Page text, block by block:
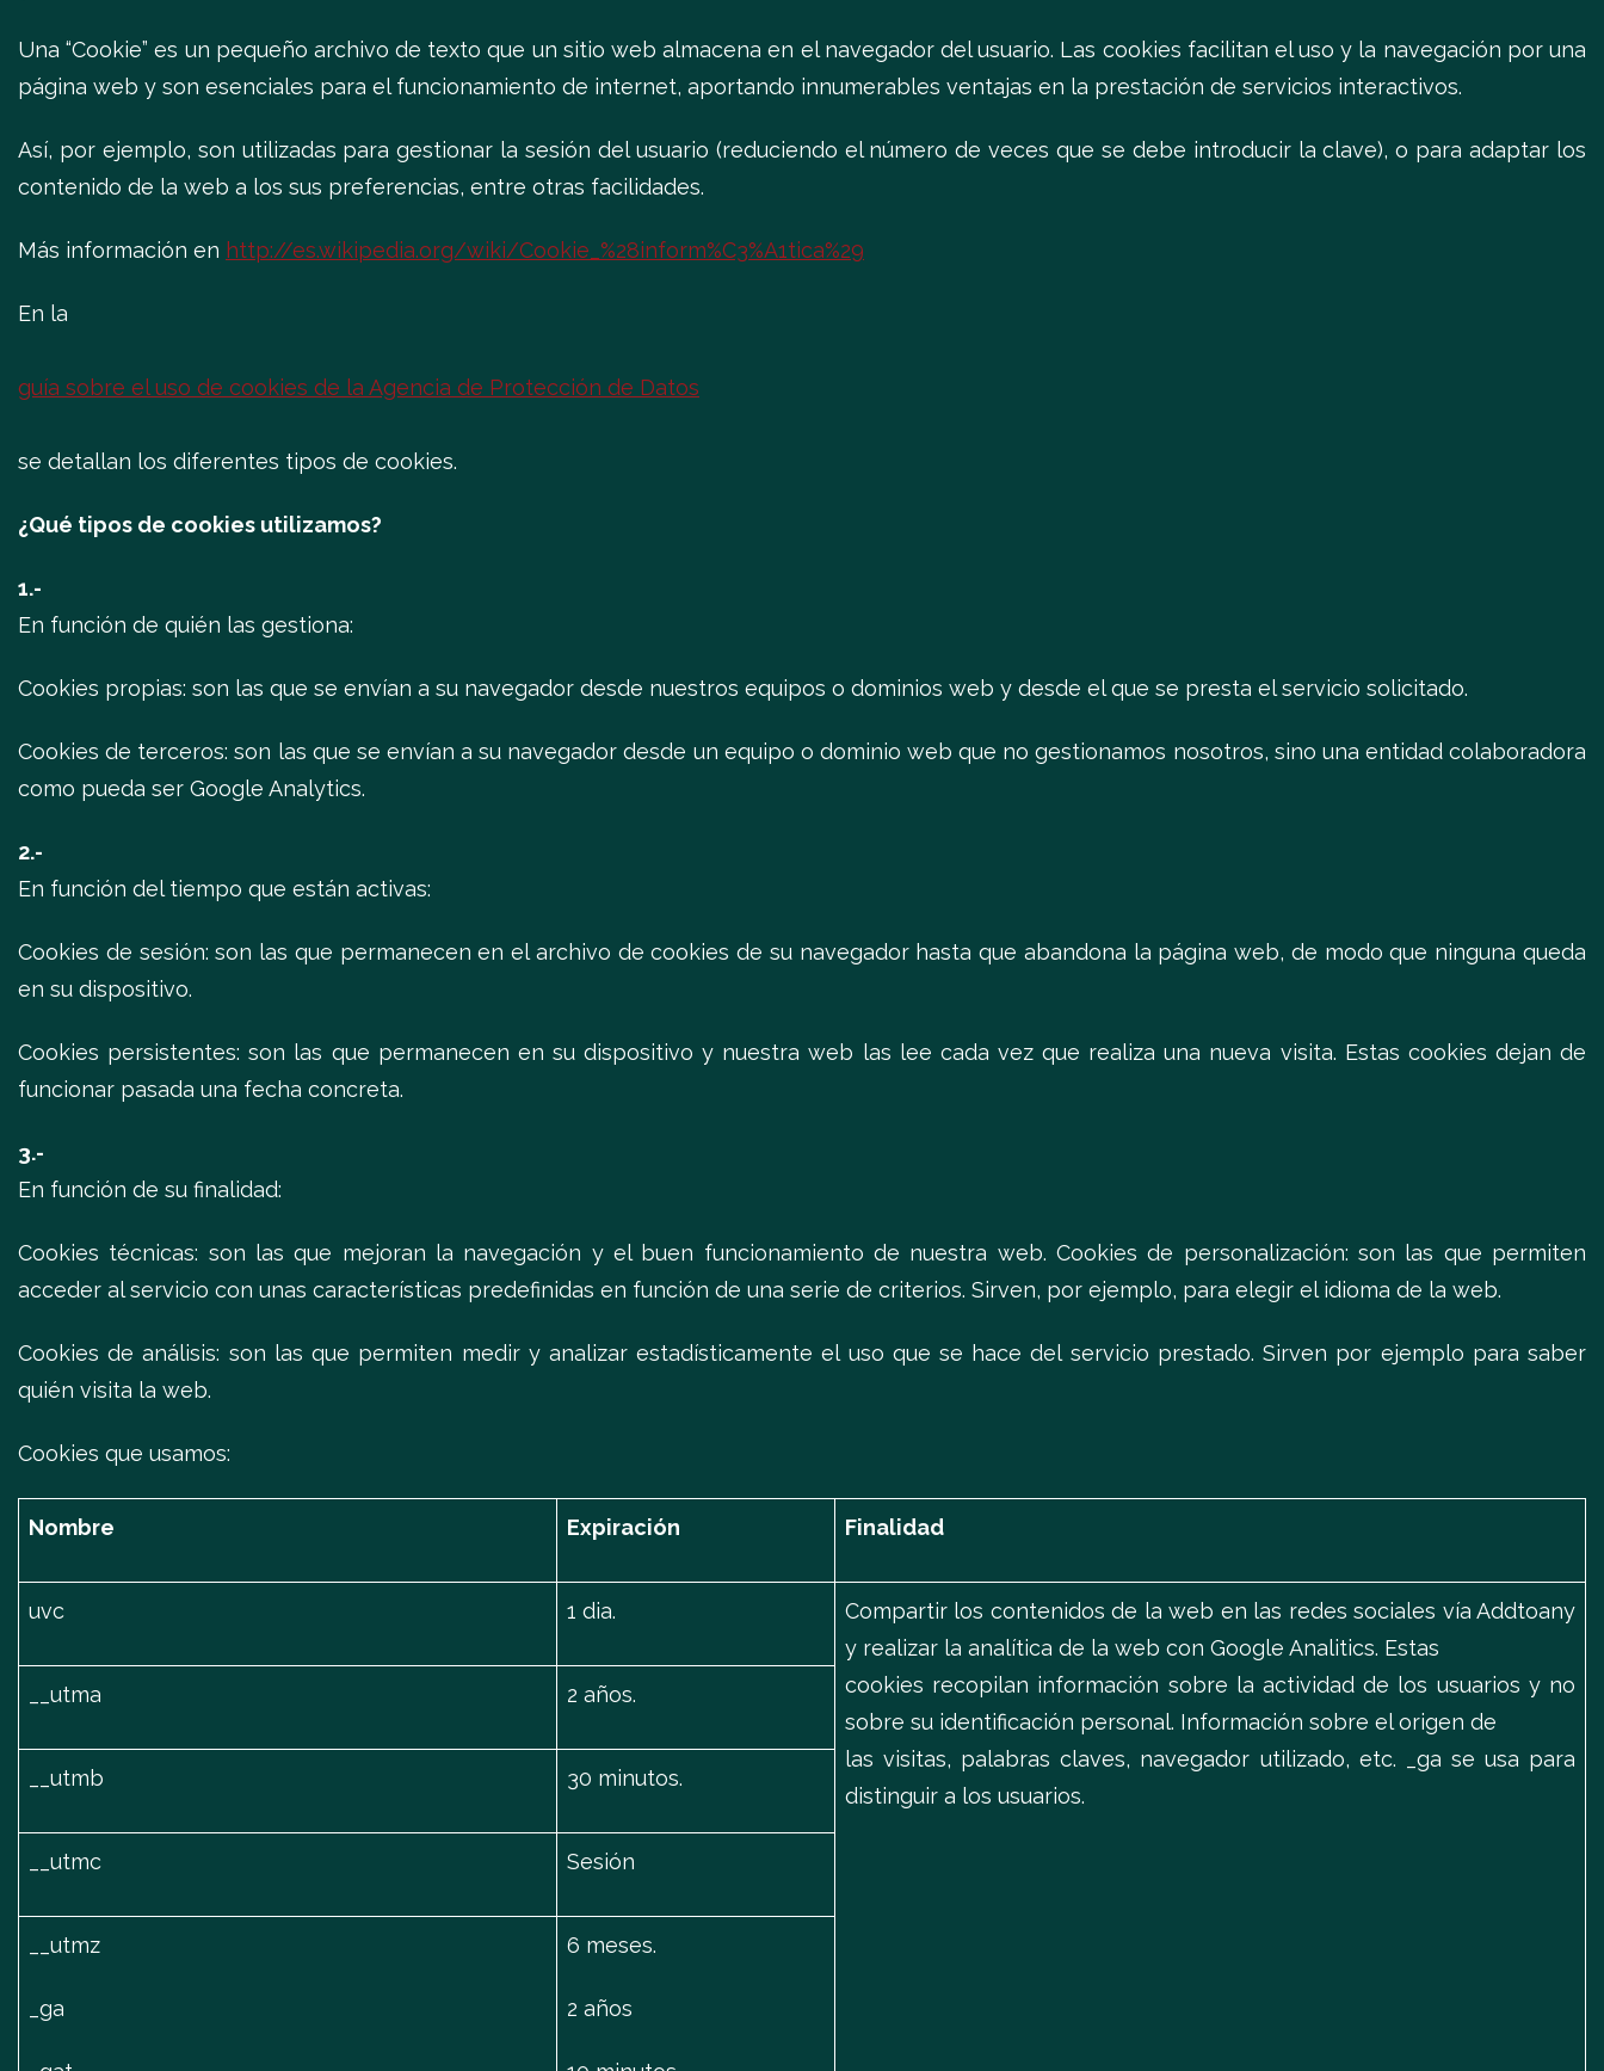
Una “Cookie” es un pequeño archivo de texto que un sitio web almacena en el navegador del usuario. Las cookies facilitan el uso y la navegación por una
página web y son esenciales para el funcionamiento de internet, aportando innumerables ventajas en la prestación de servicios interactivos.
Así, por ejemplo, son utilizadas para gestionar la sesión del usuario (reduciendo el número de veces que se debe introducir la clave), o para adaptar los
contenido de la web a los sus preferencias, entre otras facilidades.
Más información en http://es.wikipedia.org/wiki/Cookie_%28inform%C3%A1tica%29
En la
guía sobre el uso de cookies de la Agencia de Protección de Datos
se detallan los diferentes tipos de cookies.
¿Qué tipos de cookies utilizamos?
1.-
En función de quién las gestiona:
Cookies propias: son las que se envían a su navegador desde nuestros equipos o dominios web y desde el que se presta el servicio solicitado.
Cookies de terceros: son las que se envían a su navegador desde un equipo o dominio web que no gestionamos nosotros, sino una entidad colaboradora
como pueda ser Google Analytics.
2.-
En función del tiempo que están activas:
Cookies de sesión: son las que permanecen en el archivo de cookies de su navegador hasta que abandona la página web, de modo que ninguna queda
en su dispositivo.
Cookies persistentes: son las que permanecen en su dispositivo y nuestra web las lee cada vez que realiza una nueva visita. Estas cookies dejan de
funcionar pasada una fecha concreta.
3.-
En función de su finalidad:
Cookies técnicas: son las que mejoran la navegación y el buen funcionamiento de nuestra web. Cookies de personalización: son las que permiten
acceder al servicio con unas características predefinidas en función de una serie de criterios. Sirven, por ejemplo, para elegir el idioma de la web.
Cookies de análisis: son las que permiten medir y analizar estadísticamente el uso que se hace del servicio prestado. Sirven por ejemplo para saber
quién visita la web.
Cookies que usamos:
Nombre Expiración Finalidad
uvc 1 dia.
Compartir los contenidos de la web en las redes sociales vía Addtoany
y realizar la analítica de la web con Google Analitics. Estas
cookies recopilan información sobre la actividad de los usuarios y no
sobre su identificación personal. Información sobre el origen de
las visitas, palabras claves, navegador utilizado, etc. _ga se usa para
distinguir a los usuarios.
__utma 2 años.
__utmb 30 minutos.
__utmc Sesión
__utmz
_ga
6 meses.
2 años